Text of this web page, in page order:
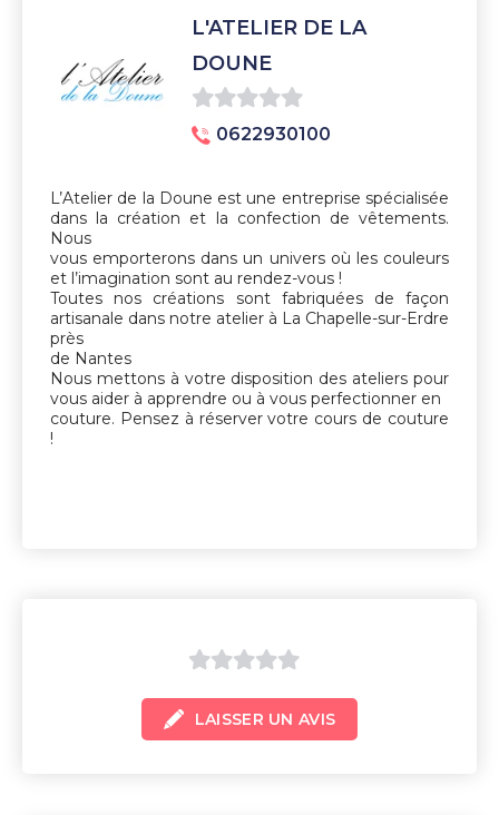
L'ATELIER DE LA
DOUNE
0
5
0622930100
L’Atelier de la Doune est une entreprise spécialisée
dans la création et la confection de vêtements.
Nous
vous emporterons dans un univers où les couleurs
et l’imagination sont au rendez-vous !
Toutes nos créations sont fabriquées de façon
artisanale dans notre atelier à La Chapelle-sur-Erdre
près
de Nantes
Nous mettons à votre disposition des ateliers pour
vous aider à apprendre ou à vous perfectionner en
couture. Pensez à réserver votre cours de couture
!
sur
LAISSER UN AVIS